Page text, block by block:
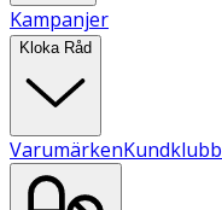
Kampanjer
Kloka Råd
VarumärkenKundklubb